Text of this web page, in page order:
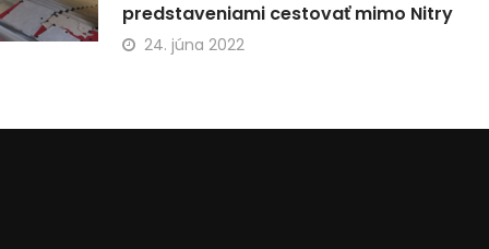
predstaveniami cestovať mimo Nitry
24. júna 2022